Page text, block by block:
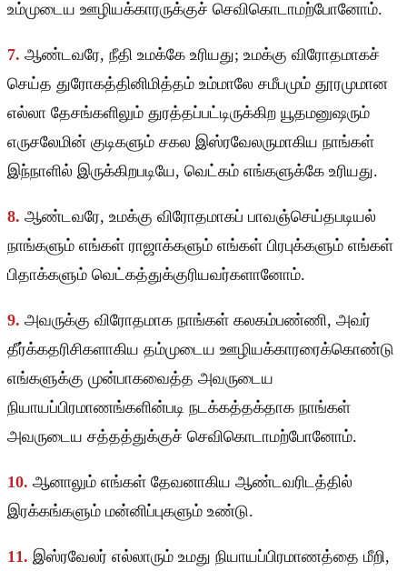
உம்முடைய ஊழியக்காரருக்குச் செவிகொடாமற்போனோம்.
7. ஆண்டவரே, நீதி உமக்கே உரியது; உமக்கு விரோதமாகச்
செய்த துரோகத்தினிமித்தம் உம்மாலே சமீபமும் தூரமுமான
எல்லா தேசங்களிலும் துரத்தப்பட்டிருக்கிற யூதமனுஷரும்
எருசலேமின் குடிகளும் சகல இஸ்ரவேலருமாகிய நாங்கள்
இந்நாளில் இருக்கிறபடியே, வெட்கம் எங்களுக்கே உரியது.
8. ஆண்டவரே, உமக்கு விரோதமாகப் பாவஞ்செய்தபடியல்
நாங்களும் எங்கள் ராஜாக்களும் எங்கள் பிரபுக்களும் எங்கள்
பிதாக்களும் வெட்கத்துக்குரியவர்களானோம்.
9. அவருக்கு விரோதமாக நாங்கள் கலகம்பண்ணி, அவர்
தீர்க்கதரிசிகளாகிய தம்முடைய ஊழியக்காரரைக்கொண்டு
எங்களுக்கு முன்பாகவைத்த அவருடைய
நியாயப்பிரமாணங்களின்படி நடக்கத்தக்தாக நாங்கள்
அவருடைய சத்தத்துக்குச் செவிகொடாமற்போனோம்.
10. ஆனாலும் எங்கள் தேவனாகிய ஆண்டவரிடத்தில்
இரக்கங்களும் மன்னிப்புகளும் உண்டு.
11. இஸ்ரவேலர் எல்லாரும் உமது நியாயப்பிரமாணத்தை மீறி,